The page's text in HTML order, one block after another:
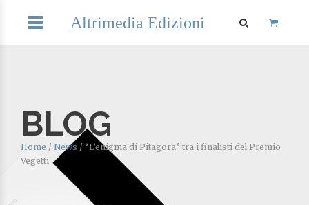
Altrimedia Edizioni
BLOG
Home / News / “L’enigma di Pitagora” tra i finalisti del Premio
Vegetti